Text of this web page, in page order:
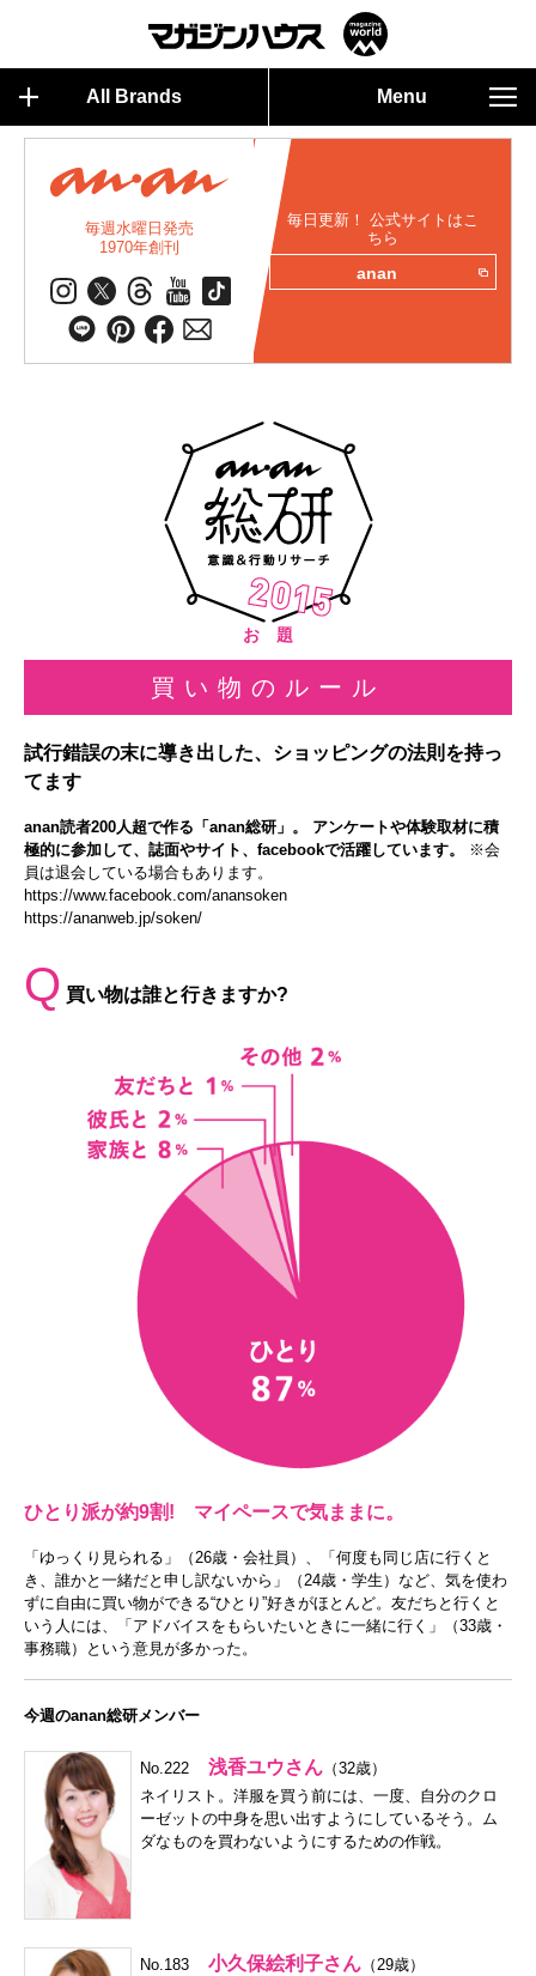
All Brands Menu
毎週水曜日発売
1970年創刊
毎日更新！ 公式サイトはこ
ちら
anan
お 題
買い物のルール
試行錯誤の末に導き出した、ショッピングの法則を持っ
てます
anan読者200人超で作る「anan総研」。 アンケートや体験取材に積
極的に参加して、誌面やサイト、facebookで活躍しています。
※会
員は退会している場合もあります。
https://www.facebook.com/anansoken
https://ananweb.jp/soken/
Q 買い物は誰と行きますか?
ひとり派が約9割! マイペースで気ままに。
「ゆっくり見られる」（26歳・会社員）、「何度も同じ店に行くと
き、誰かと一緒だと申し訳ないから」（24歳・学生）など、気を使わ
ずに自由に買い物ができる“ひとり”好きがほとんど。友だちと行くと
いう人には、「アドバイスをもらいたいときに一緒に行く」（33歳・
事務職）という意見が多かった。
今週のanan総研メンバー
No.222 浅香ユウさん （32歳）
ネイリスト。洋服を買う前には、一度、自分のクロ
ーゼットの中身を思い出すようにしているそう。ム
ダなものを買わないようにするための作戦。
No.183 小久保絵利子さん （29歳）